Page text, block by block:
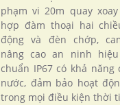
phạm vi 20m quay xoay
hợp đàm thoại hai
động và đèn chớp,
nâng cao an ninh
chuẩn IP67 có khả năng
nước, đảm bảo hoạt
trong mọi điều kiện thời